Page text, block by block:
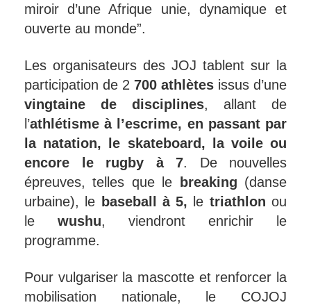
miroir d’une Afrique unie, dynamique et
ouverte au monde”.
Les organisateurs des JOJ tablent sur la
participation de 2 700 athlètes issus d’une
vingtaine de disciplines, allant de
l’athlétisme à l’escrime, en passant par
la natation, le skateboard, la voile ou
encore le rugby à 7. De nouvelles
épreuves, telles que le breaking (danse
urbaine), le baseball à 5, le triathlon ou
le wushu, viendront enrichir le
programme.
Pour vulgariser la mascotte et renforcer la
mobilisation nationale, le COJOJ